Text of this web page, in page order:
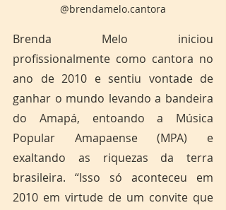
@brendamelo.cantora
Brenda Melo iniciou
profissionalmente como cantora no
ano de 2010 e sentiu vontade de
ganhar o mundo levando a bandeira
do Amapá, entoando a Música
Popular Amapaense (MPA) e
exaltando as riquezas da terra
brasileira. “Isso só aconteceu em
2010 em virtude de um convite que